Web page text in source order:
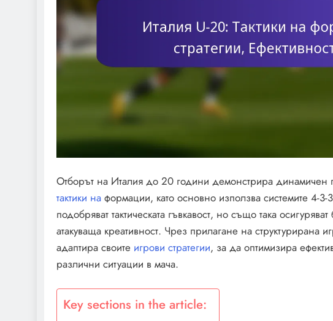
Отборът на Италия до 20 години демонстрира динамичен
тактики на формации, като основно използва системите 4-
подобряват тактическата гъвкавост, но също така
атакуваща креативност. Чрез прилагане на структурирана
адаптира своите игрови стратегии, за да оптимизира
различни ситуации в мача.
Key sections in the article: